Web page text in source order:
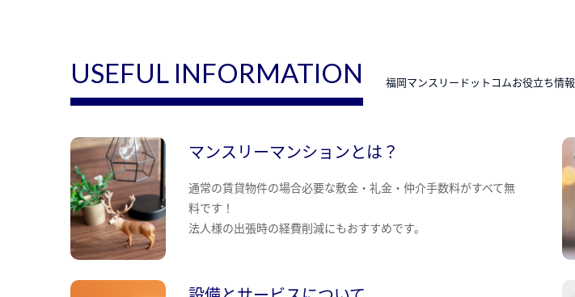
USEFUL INFORMATION 福岡マンスリードットコムお役立ち情報
マンスリーマンションとは？
通常の賃貸物件の場合必要な敷金・礼金・仲介手数料がすべて無
料です！
法人様の出張時の経費削減にもおすすめです。